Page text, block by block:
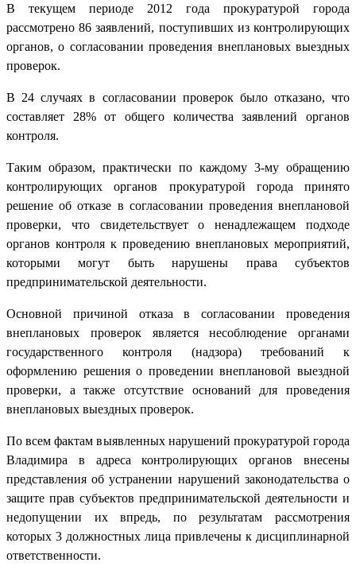
В текущем периоде 2012 года прокуратурой города
рассмотрено 86 заявлений, поступивших из контролирующих
органов, о согласовании проведения внеплановых выездных
проверок.
В 24 случаях в согласовании проверок было отказано, что
составляет 28% от общего количества заявлений органов
контроля.
Таким образом, практически по каждому 3-му обращению
контролирующих органов прокуратурой города принято
решение об отказе в согласовании проведения внеплановой
проверки, что свидетельствует о ненадлежащем подходе
органов контроля к проведению внеплановых мероприятий,
которыми могут быть нарушены права субъектов
предпринимательской деятельности.
Основной причиной отказа в согласовании проведения
внеплановых проверок является несоблюдение органами
государственного контроля (надзора) требований к
оформлению решения о проведении внеплановой выездной
проверки, а также отсутствие оснований для проведения
внеплановых выездных проверок.
По всем фактам выявленных нарушений прокуратурой города
Владимира в адреса контролирующих органов внесены
представления об устранении нарушений законодательства о
защите прав субъектов предпринимательской деятельности и
недопущении их впредь, по результатам рассмотрения
которых 3 должностных лица привлечены к дисциплинарной
ответственности.